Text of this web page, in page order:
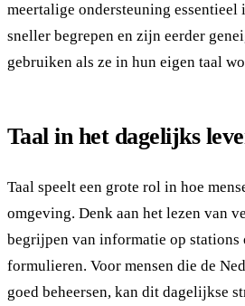
meertalige ondersteuning essentieel
sneller begrepen en zijn eerder
gebruiken als ze in hun eigen taal
Taal in het dagelijks
Taal speelt een grote rol in hoe
omgeving. Denk aan het lezen van
begrijpen van informatie op
formulieren. Voor mensen die de
goed beheersen, kan dit dagelijkse